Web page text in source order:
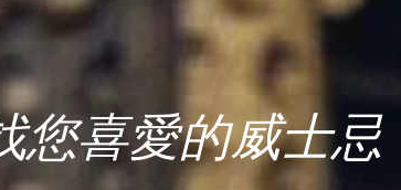
您喜愛的威士忌